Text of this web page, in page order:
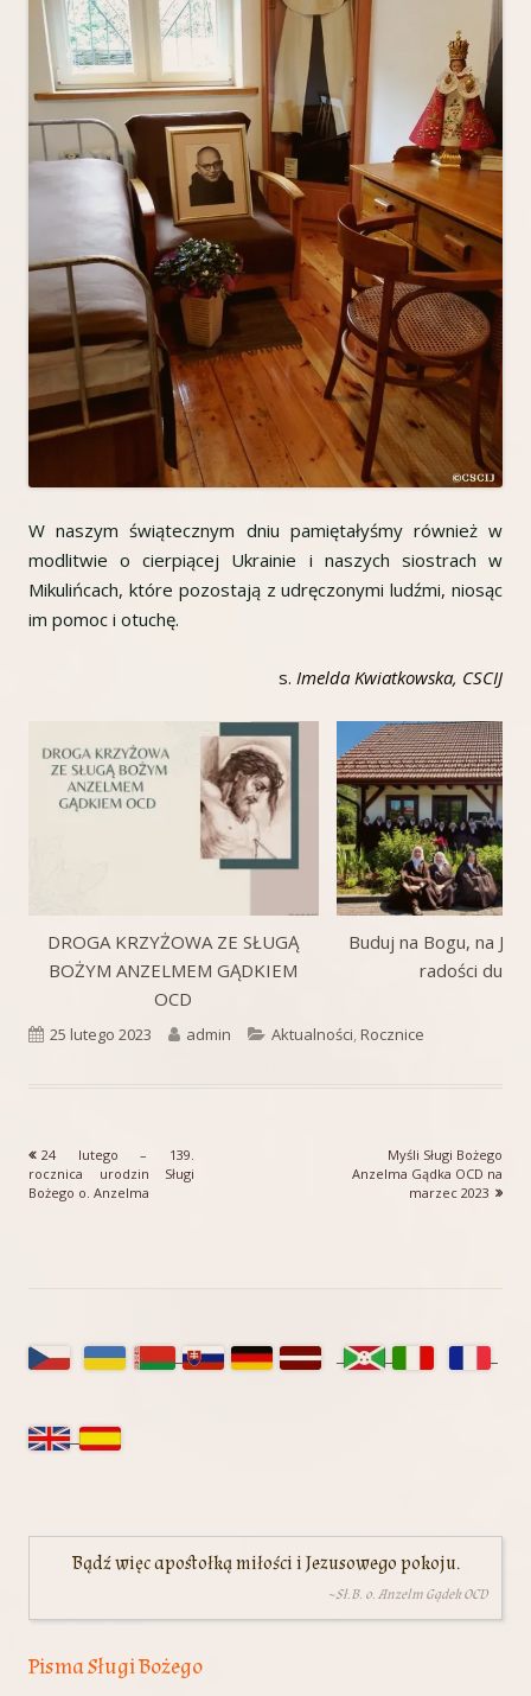
W naszym świątecznym dniu pamiętałyśmy również w
modlitwie o cierpiącej Ukrainie i naszych siostrach w
Mikulińcach, które pozostają z udręczonymi ludźmi, niosąc
im pomoc i otuchę.
s. Imelda Kwiatkowska, CSCIJ
DROGA KRZYŻOWA ZE SŁUGĄ
BOŻYM ANZELMEM GĄDKIEM
OCD
Buduj na Bogu, na
radości
Opublikowano
25 lutego 2023 Autor
admin Kategorie
Aktualności Rocznice
Nawigacja
wpisu
Poprzedni
artykół
24 lutego – 139.
rocznica urodzin Sługi
Bożego o. Anzelma
Następny
artykół:
Myśli Sługi Bożego
Anzelma Gądka OCD na
marzec 2023
Główny
boczny
Bądź więc apostołką miłości i Jezusowego pokoju.
~Sł.B. o. Anzelm Gądek OCD
Pisma Sługi Bożego